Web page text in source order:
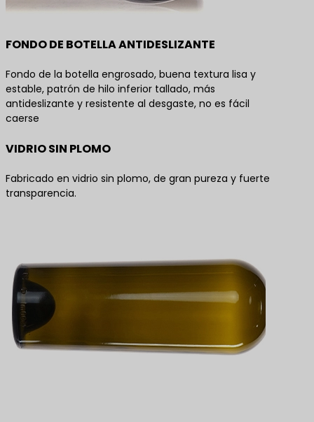
FONDO DE BOTELLA ANTIDESLIZANTE
Fondo de la botella engrosado, buena textura lisa y
estable, patrón de hilo inferior tallado, más
antideslizante y resistente al desgaste, no es fácil
caerse
VIDRIO SIN PLOMO
Fabricado en vidrio sin plomo, de gran pureza y fuerte
transparencia.